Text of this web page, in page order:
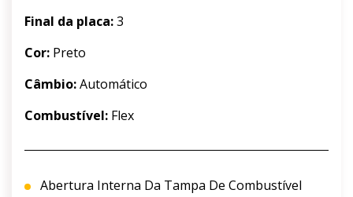
Final da placa:3
Cor: Preto
Câmbio:Automático
Combustível: Flex
Abertura Interna Da Tampa De Combustível